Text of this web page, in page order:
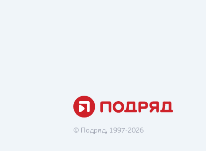
© Подряд, 1997-2026